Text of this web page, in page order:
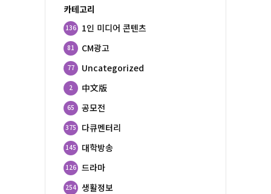
카테고리
1인 미디어 콘텐츠
136
CM광고
81
Uncategorized
77
中文版
2
공모전
65
다큐멘터리
375
대학방송
145
드라마
126
생활정보
254